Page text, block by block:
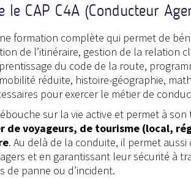
le CAP C4A (Conducteur
formation complète qui permet de
de l’itinéraire, gestion de la relation
du code de la route,
réduite, histoire-géographie,
pour exercer le métier de
sur la vie active et permet à son
de voyageurs, de tourisme (local,
. Au delà de la conduite, il permet
et en garantissant leur sécurité à
de panne ou d’incident.